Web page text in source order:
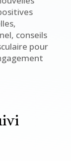
conseils
pour